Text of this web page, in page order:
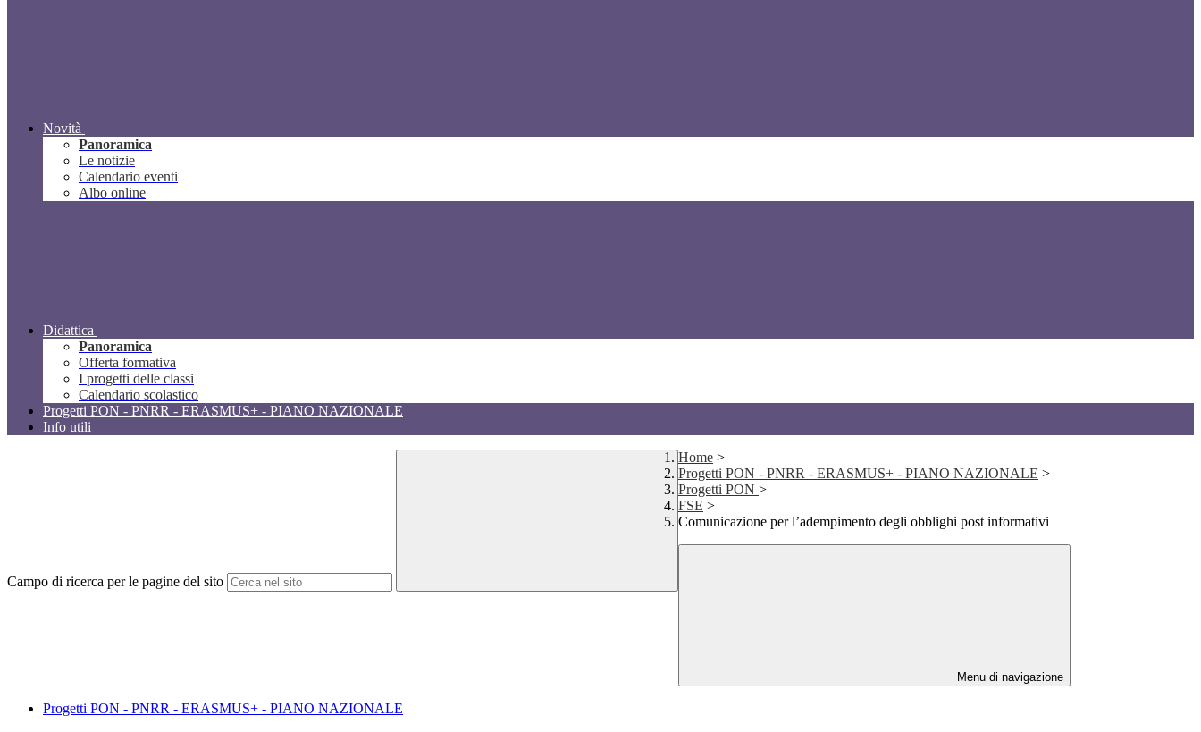
Novità
Panoramica
Le notizie
Calendario eventi
Albo online
Didattica
Panoramica
Offerta formativa
I progetti delle classi
Calendario scolastico
Progetti PON - PNRR - ERASMUS+ - PIANO NAZIONALE
Info utili
Campo di ricerca per le pagine del sito
Home >
Progetti PON - PNRR - ERASMUS+ - PIANO NAZIONALE >
Progetti PON >
FSE >
Comunicazione per l’adempimento degli obblighi post informativi
Menu di navigazione
Progetti PON - PNRR - ERASMUS+ - PIANO NAZIONALE